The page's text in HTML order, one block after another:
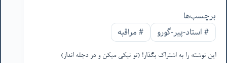
برچسب‌ها
#استاد-پیر-گورو #مراقبه
این نوشته را به اشتراک بگذار! (تو نیکی میکن و در دجله انداز)